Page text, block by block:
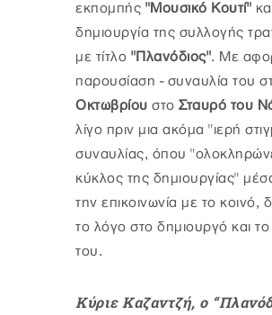
εκπομπής "Μουσικό Κουτί"
δημιουργία της συλλογής
με τίτλο "Πλανόδιος". Με
παρουσίαση - συναυλία του
Οκτωβρίου στο Σταυρό του
λίγο πριν μια ακόμα "ιερή
συναυλίας, όπου
κύκλος της δημιουργίας"
την επικοινωνία με το κοινό,
το λόγο στο δημιουργό και
του.
Κύριε Καζαντζή, ο